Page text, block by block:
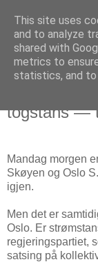
Politikus
mandag 20.
Strømløst i
togstans —
Mandag morgen
Skøyen og Oslo
igjen.
Men det er
Oslo. Er
regjeringspartiet,
satsing på
This site uses
and to analyze
shared with
metrics to
statistics, and to